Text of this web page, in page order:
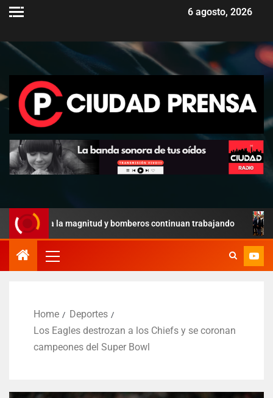
6 agosto, 2026
magnitud y bomberos continuan trabajando Paz y
Home
Deportes
Los Eagles destrozan a los Chiefs y se coronan
campeones del Super Bowl